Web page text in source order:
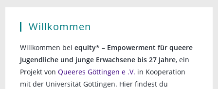
Willkommen
Willkommen beiequity* – Empowerment für queere
Jugendliche und junge Erwachsene bis 27 Jahre, ein
Projekt vonQueeres Göttingen e .V. in Kooperation
mit der Universität Göttingen. Hier findest du